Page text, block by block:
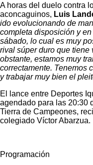
A horas del duelo contra
aconcaguinos, Luis
ido evolucionando de
completa disposición y
sábado, lo cual es muy
rival súper duro que tiene
obstante, estamos muy
correctamente. Tenemos
y trabajar muy bien el
El lance entre Deportes
agendado para las 20:30
Tierra de Campeones,
colegiado Víctor Abarzua.
Programación